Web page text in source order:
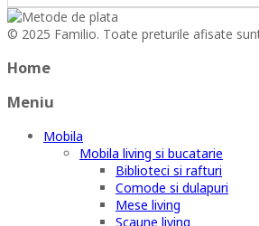
© 2025 Familio. Toate preturile afisate
Home
Meniu
Mobila
Mobila living si bucatarie
Biblioteci si rafturi
Comode si dulapuri
Mese living
Scaune living